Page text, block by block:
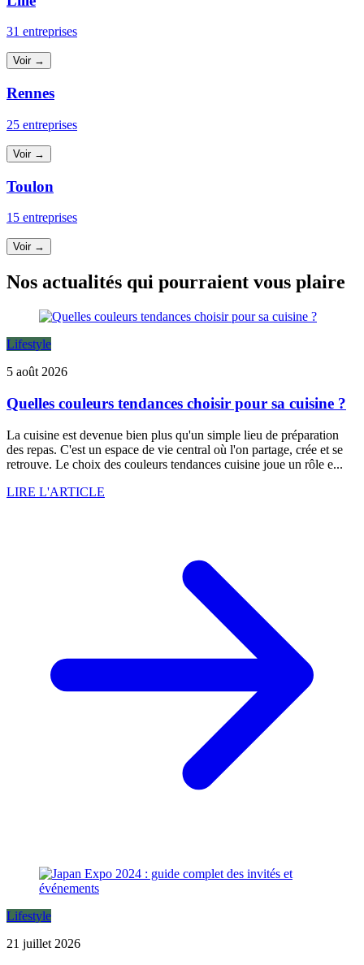
31 entreprises
Voir →
Rennes
25 entreprises
Voir →
Toulon
15 entreprises
Voir →
Nos actualités qui pourraient vous plaire
Lifestyle
5 août 2026
Quelles couleurs tendances choisir pour sa cuisine ?
La cuisine est devenue bien plus qu'un simple lieu de préparation
des repas. C'est un espace de vie central où l'on partage, crée et se
retrouve. Le choix des couleurs tendances cuisine joue un rôle e...
LIRE L'ARTICLE
Lifestyle
21 juillet 2026